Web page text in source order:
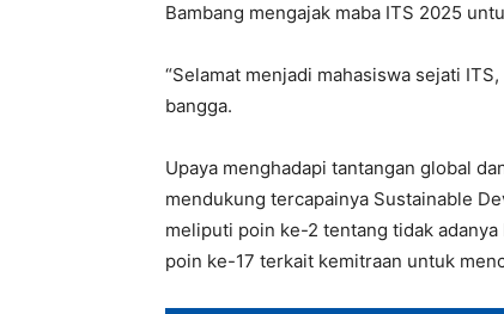
Bambang mengajak maba ITS 2025
“Selamat menjadi mahasiswa sejati
bangga.
Upaya menghadapi tantangan global
mendukung tercapainya Sustainable
meliputi poin ke-2 tentang tidak
poin ke-17 terkait kemitraan untuk